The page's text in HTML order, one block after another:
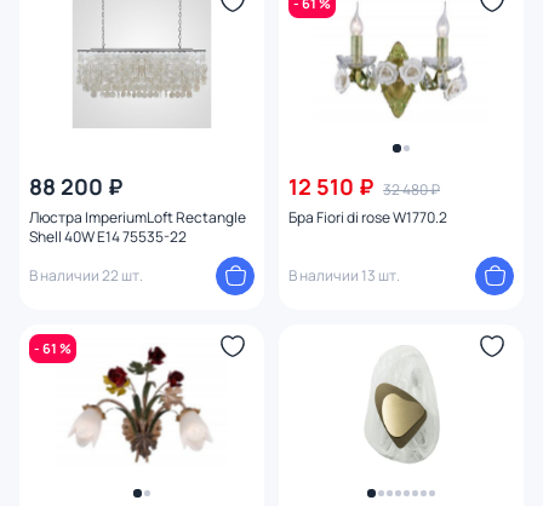
88 200 ₽
Люстра ImperiumLoft Rectangle
Shell 40W E14 75535-22
В наличии 22 шт.
12 510 ₽ 32 480 ₽
Бра Fiori di rose W1770.2
В наличии 13 шт.
- 61 %